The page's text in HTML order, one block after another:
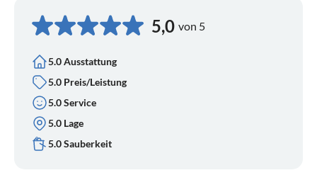
5,0 von 5
5.0 Ausstattung
5.0 Preis/Leistung
5.0 Service
5.0 Lage
5.0 Sauberkeit